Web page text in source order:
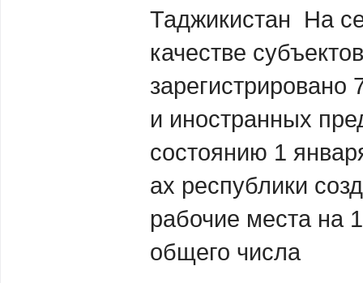
Таджикистан На
качестве
зарегистрировано
и иностранных
состоянию 1
ах республики
рабочие места на
общего числа